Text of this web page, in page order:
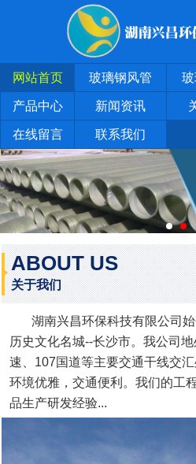
网站首页 玻璃钢风管
产品中心 新闻资讯
在线留言 联系我们
ABOUT US
关于我们
湖南兴昌环保科技有限公司始
历史文化名城--长沙市。我公司
速、107国道等主要交通干线交
环境优雅，交通便利。我们的工
品生产研发经验...